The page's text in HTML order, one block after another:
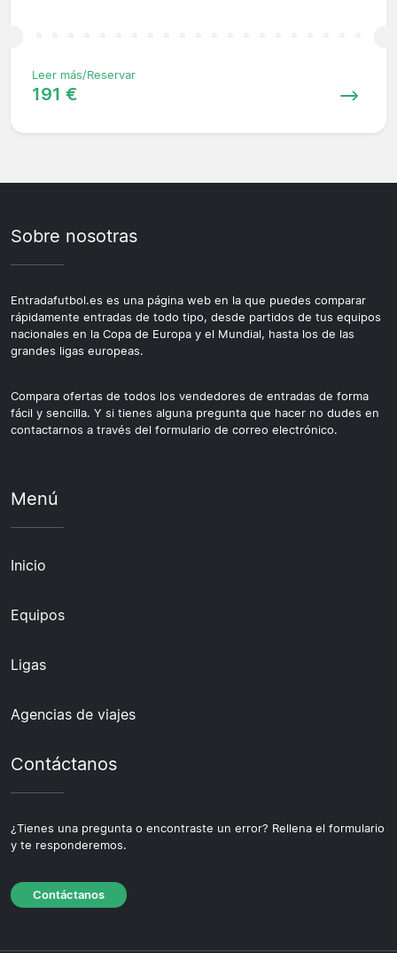
Leer más/Reservar
191 €
Sobre nosotras
Entradafutbol.es es una página web en la que puedes comparar
rápidamente entradas de todo tipo, desde partidos de tus equipos
nacionales en la Copa de Europa y el Mundial, hasta los de las
grandes ligas europeas.
Compara ofertas de todos los vendedores de entradas de forma
fácil y sencilla. Y si tienes alguna pregunta que hacer no dudes en
contactarnos a través del formulario de correo electrónico.
Menú
Inicio
Equipos
Ligas
Agencias de viajes
Contáctanos
¿Tienes una pregunta o encontraste un error? Rellena el formulario
y te responderemos.
Contáctanos